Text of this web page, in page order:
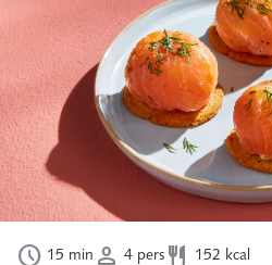
 15 min  4 pers  152 kcal